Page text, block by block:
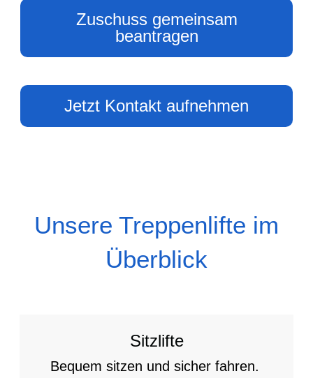
Zuschuss gemeinsam
beantragen
Jetzt Kontakt aufnehmen
Unsere Treppenlifte im
Überblick
Sitzlifte
Bequem sitzen und sicher fahren.